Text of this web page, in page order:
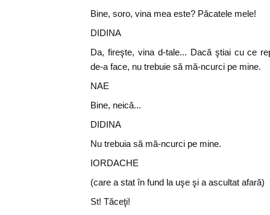
Bine, soro, vina mea este? Păcatele mele!
DIDINA
Da, fireşte, vina d-tale... Dacă ştiai cu ce
de-a face, nu trebuie să mă-ncurci pe mine.
NAE
Bine, neică...
DIDINA
Nu trebuia să mă-ncurci pe mine.
IORDACHE
(care a stat în fund la uşe şi a ascultat afară)
St! Tăceţi!